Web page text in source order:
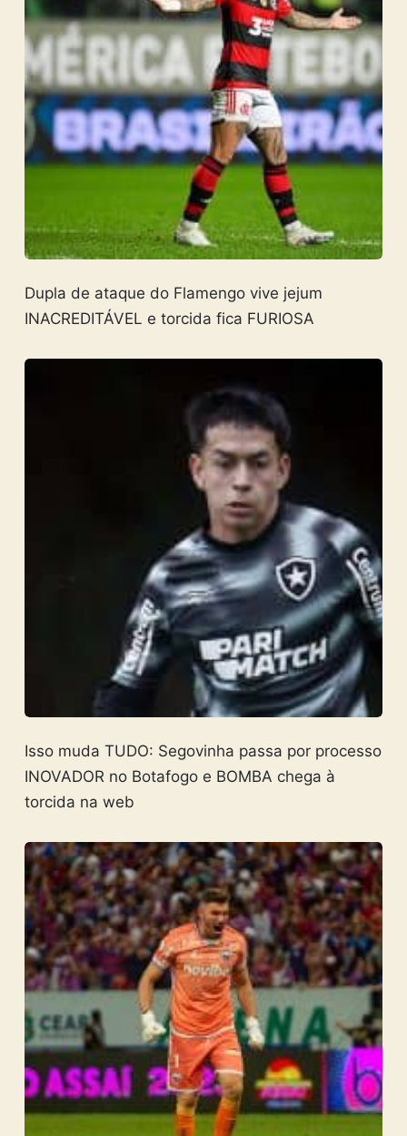
Dupla de ataque do Flamengo vive jejum
INACREDITÁVEL e torcida fica FURIOSA
Isso muda TUDO: Segovinha passa por processo
INOVADOR no Botafogo e BOMBA chega à
torcida na web